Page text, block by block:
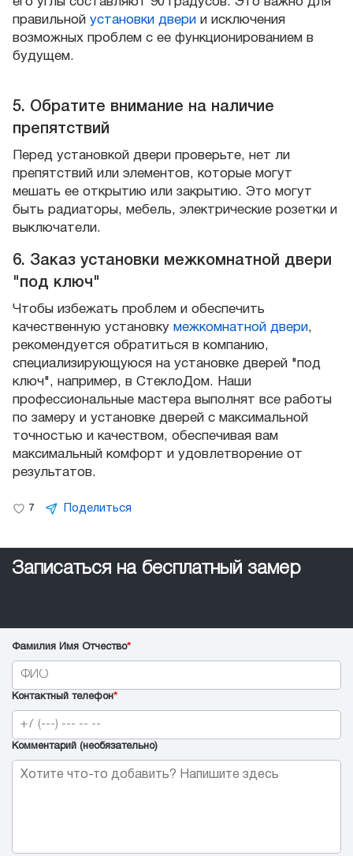
правильной установки двери и исключения
возможных проблем с ее функционированием в
будущем.
5. Обратите внимание на наличие
препятствий
Перед установкой двери проверьте, нет ли
препятствий или элементов, которые могут
мешать ее открытию или закрытию. Это могут
быть радиаторы, мебель, электрические розетки и
выключатели.
6. Заказ установки межкомнатной двери
"под ключ"
Чтобы избежать проблем и обеспечить
качественную установку межкомнатной двери,
рекомендуется обратиться в компанию,
специализирующуюся на установке дверей "под
ключ", например, в СтеклоДом. Наши
профессиональные мастера выполнят все работы
по замеру и установке дверей с максимальной
точностью и качеством, обеспечивая вам
максимальный комфорт и удовлетворение от
результатов.
7 Поделиться
Записаться на бесплатный замер
Фамилия Имя Отчество*
Контактный телефон*
Комментарий (необязательно)